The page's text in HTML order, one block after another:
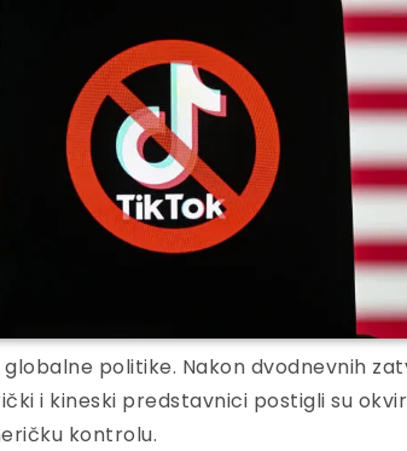
politike. Nakon dvodnevnih
i kineski predstavnici postigli su
kontrolu.